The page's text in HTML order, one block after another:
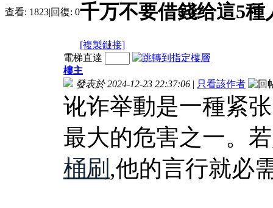
查看: 1823|回復: 0千万不要借錢给這5
[複製鏈接]
電梯直達
樓主
發表於 2024-12-23 22:37:06 | 只看該作者
讹诈举動是一種紧
最大的危害之一。
桶刷 ,他的言行就必